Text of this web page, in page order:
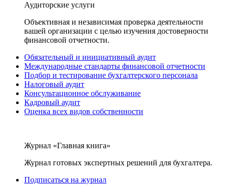
Аудиторские услуги
Объективная и независимая проверка деятельности
вашей организации с целью изучения достоверности
финансовой отчетности.
Обязательный и инициативный аудит
Международные стандарты финансовой отчетности
Подбор и тестирование бухгалтерского персонала
Налоговый аудит
Консультационное обслуживание
Кадровый аудит
Оценка всех видов собственности
Журнал «Главная книга»
Журнал готовых экспертных решений для бухгалтера.
Подписаться на журнал